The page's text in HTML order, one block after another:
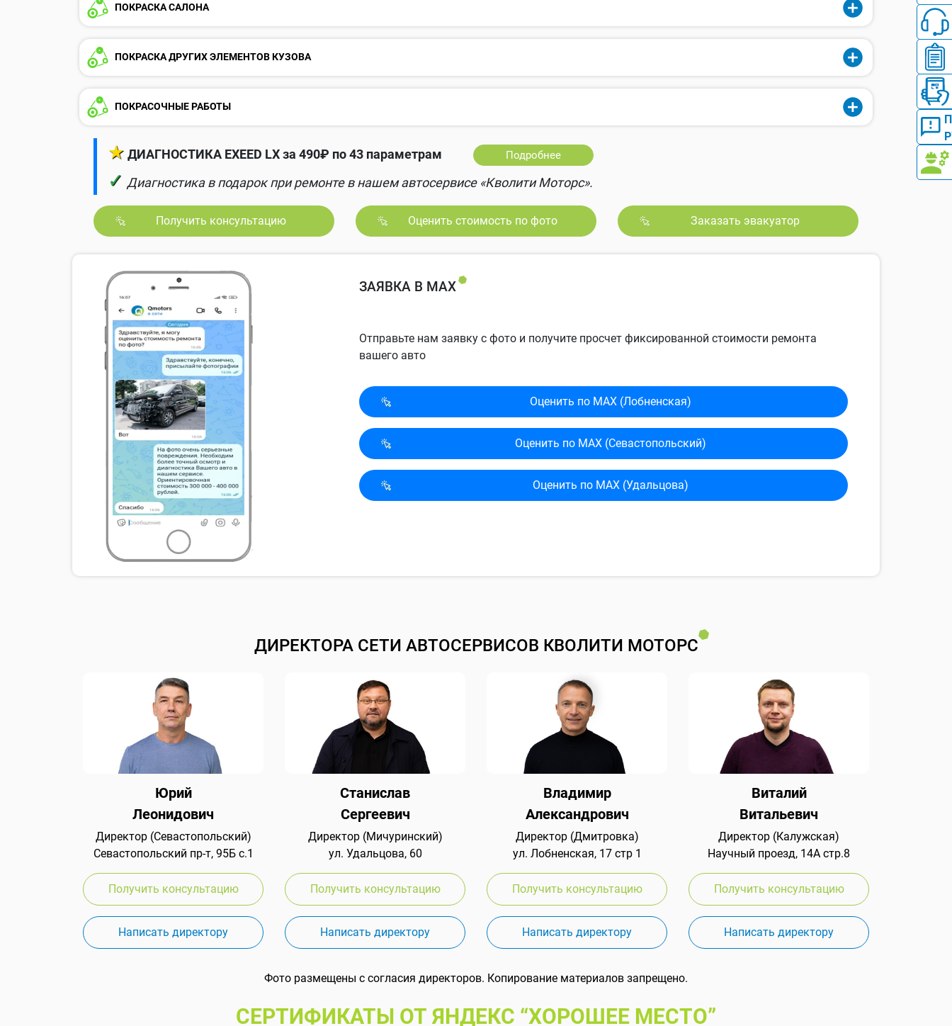
ПОКРАСКА САЛОНА
ПОКРАСКА ДРУГИХ ЭЛЕМЕНТОВ КУЗОВА
ПОКРАСОЧНЫЕ РАБОТЫ
★ ДИАГНОСТИКА EXEED LX за 490₽ по 43 параметрам Подробнее
✓ Диагностика в подарок при ремонте в нашем автосервисе «Кволити Моторс».
Получить консультацию Оценить стоимость по фото Заказать эвакуатор
ЗАЯВКА В MAX
Отправьте нам заявку с фото и получите просчет фиксированной стоимости ремонта
вашего авто
Оценить по MAX (Лобненская)
Оценить по MAX (Севасто­польский)
Оценить по MAX (Удальцова)
ДИРЕКТОРА СЕТИ АВТОСЕРВИСОВ КВОЛИТИ МОТОРС
Юрий
Леонидович
Директор (Севастопольский)
Севастопольский пр-т, 95Б с.1
Получить консультацию
Написать директору
Станислав
Сергеевич
Директор (Мичуринский)
ул. Удальцова, 60
Получить консультацию
Написать директору
Владимир
Александрович
Директор (Дмитровка)
ул. Лобненская, 17 стр 1
Получить консультацию
Написать директору
Виталий
Витальевич
Директор (Калужская)
Научный проезд, 14А стр.8
Получить консультацию
Написать директору
Фото размещены с согласия директоров. Копирование материалов запрещено.
СЕРТИФИКАТЫ ОТ ЯНДЕКС “ХОРОШЕЕ МЕСТО”